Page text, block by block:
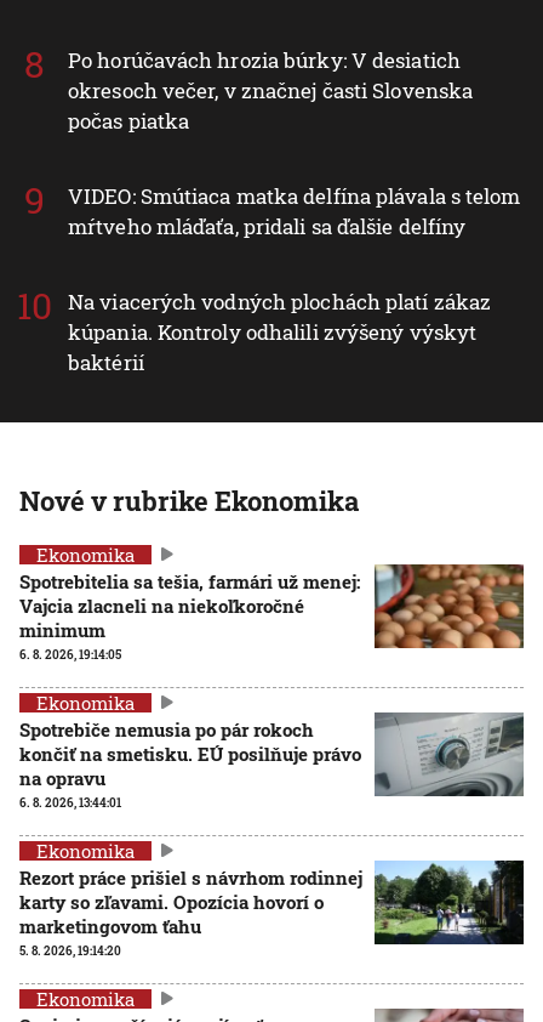
Po horúčavách hrozia búrky: V desiatich
okresoch večer, v značnej časti Slovenska
počas piatka
VIDEO: Smútiaca matka delfína plávala s telom
mŕtveho mláďaťa, pridali sa ďalšie delfíny
Na viacerých vodných plochách platí zákaz
kúpania. Kontroly odhalili zvýšený výskyt
baktérií
Nové v rubrike Ekonomika
Ekonomika
Spotrebitelia sa tešia, farmári už menej:
Vajcia zlacneli na niekoľkoročné
minimum
6. 8. 2026, 19:14:05
Ekonomika
Spotrebiče nemusia po pár rokoch
končiť na smetisku. EÚ posilňuje právo
na opravu
6. 8. 2026, 13:44:01
Ekonomika
Rezort práce prišiel s návrhom rodinnej
karty so zľavami. Opozícia hovorí o
marketingovom ťahu
5. 8. 2026, 19:14:20
Ekonomika